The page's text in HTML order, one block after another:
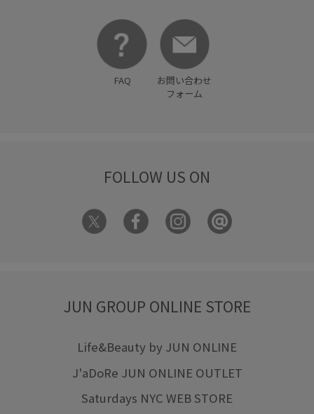
FAQ
お問い合わせ
フォーム
FOLLOW US ON
JUN GROUP ONLINE STORE
Life&Beauty by JUN ONLINE
J'aDoRe JUN ONLINE OUTLET
Saturdays NYC WEB STORE